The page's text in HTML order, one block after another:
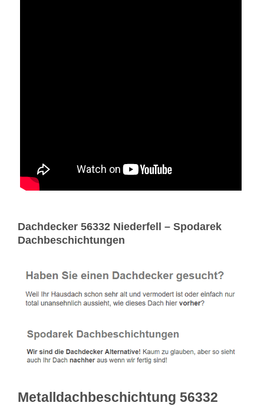
Dachdecker 56332 Niederfell – Spodarek
Dachbeschichtungen
Metalldachbeschichtung 56332